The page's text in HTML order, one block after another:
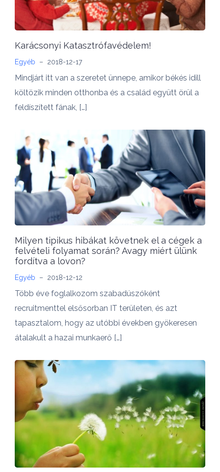
Karácsonyi Katasztrófavédelem!
Egyéb – 2018-12-17
Mindjárt itt van a szeretet ünnepe, amikor békés idill
költözik minden otthonba és a család együtt örül a
feldíszített fának, […]
Milyen tipikus hibákat követnek el a cégek a
felvételi folyamat során? Avagy miért ülünk
fordítva a lovon?
Egyéb – 2018-12-12
Több éve foglalkozom szabadúszóként
recruitmenttel elsősorban IT területen, és azt
tapasztalom, hogy az utóbbi években gyökeresen
átalakult a hazai munkaerő […]